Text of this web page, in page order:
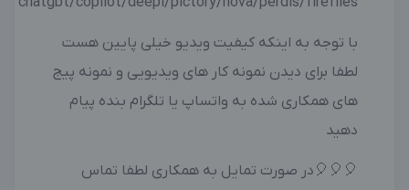
با توجه به اینکه کیفیت ویدیو خیلی پایین هست
لطفا برای دیدن نمونه کار های ویدیویی و نمونه پیج
های همکاری شده به واتساپ یا تلگرام بنده پیام
دهید
🎈🎈🎈در صورت تمایل به همکاری لطفا تماس